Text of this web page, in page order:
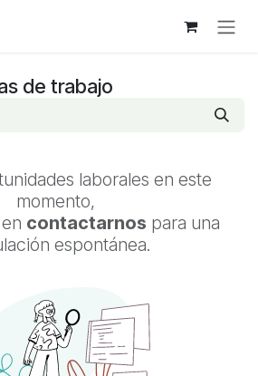
de trabajo
laborales en este
momento,
contactarnos para una
espontánea.